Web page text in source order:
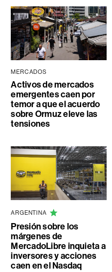
MERCADOS
Activos de mercados
emergentes caen por
temor a que el acuerdo
sobre Ormuz eleve las
tensiones
ARGENTINA
Presión sobre los
márgenes de
MercadoLibre inquieta a
inversores y acciones
caen en el Nasdaq